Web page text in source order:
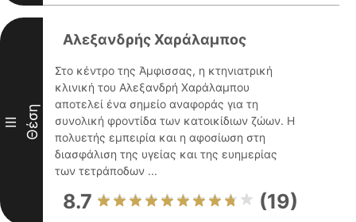
III Θέση
Αλεξανδρής Χαράλαμπος
Στο κέντρο της Άμφισσας, η κτηνιατρική
κλινική του Αλεξανδρή Χαράλαμπου
αποτελεί ένα σημείο αναφοράς για τη
συνολική φροντίδα των κατοικίδιων ζώων. Η
πολυετής εμπειρία και η αφοσίωση στη
διασφάλιση της υγείας και της ευημερίας
των τετράποδων ...
8.7 (19)